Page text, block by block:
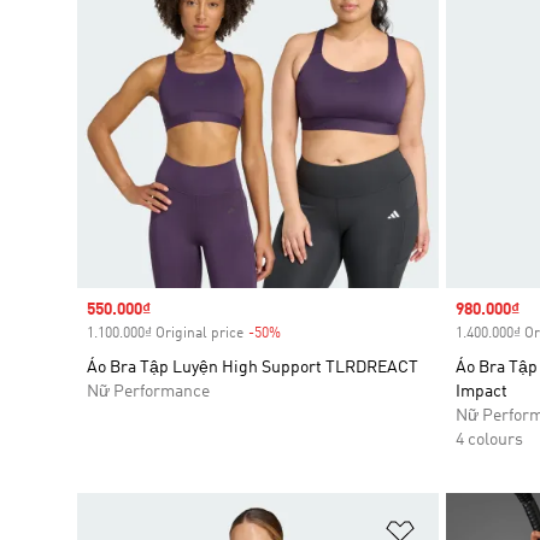
Sale price
550.000₫
1.100.000₫ Original price -50%
Áo Bra Tập Luyện High Support TLRDREACT
Nữ Performance
Sale price
980.000₫
1.400.000₫
Áo Bra
Impact
Nữ
4 colours
Add to